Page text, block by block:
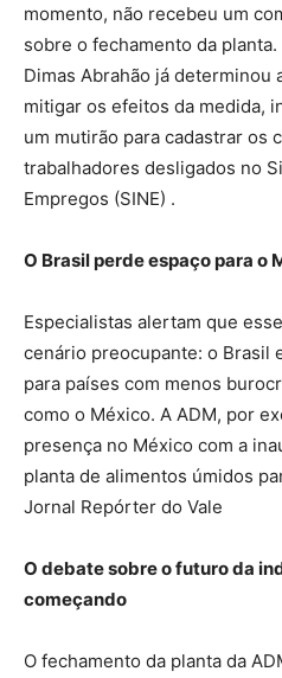
momento, não recebeu um
sobre o fechamento da
Dimas Abrahão já determinou
mitigar os efeitos da medida,
um mutirão para cadastrar os
trabalhadores desligados no
Empregos (SINE) .
O Brasil perde espaço para o
Especialistas alertam que
cenário preocupante: o Brasil
para países com menos
como o México. A ADM, por
presença no México com a
planta de alimentos úmidos
Jornal Repórter do Vale
O debate sobre o futuro da
começando
O fechamento da planta da